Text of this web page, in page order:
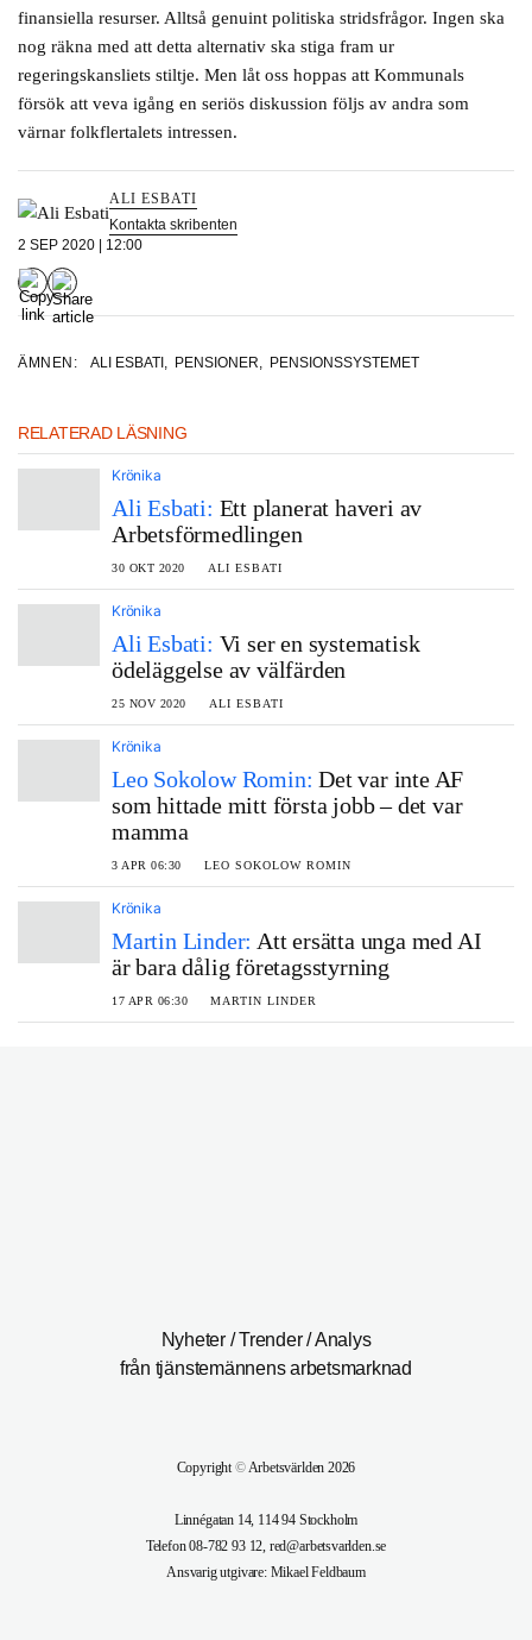
finansiella resurser. Alltså genuint politiska stridsfrågor. Ingen ska
nog räkna med att detta alternativ ska stiga fram ur
regeringskansliets stiltje. Men låt oss hoppas att Kommunals
försök att veva igång en seriös diskussion följs av andra som
värnar folkflertalets intressen.
ALI ESBATI
Kontakta skribenten
2 SEP 2020 | 12:00
ÄMNEN: ALI ESBATI , PENSIONER, PENSIONSSYSTEMET
RELATERAD LÄSNING
Krönika
Ali Esbati: Ett planerat haveri av
Arbetsförmedlingen
30 OKT 2020 ALI ESBATI
Krönika
Ali Esbati: Vi ser en systematisk
ödeläggelse av välfärden
25 NOV 2020 ALI ESBATI
Krönika
Leo Sokolow Romin: Det var inte AF
som hittade mitt första jobb – det var
mamma
3 APR 06:30 LEO SOKOLOW ROMIN
Krönika
Martin Linder: Att ersätta unga med AI
är bara dålig företagsstyrning
17 APR 06:30 MARTIN LINDER
Nyheter / Trender / Analys
från tjänstemännens arbetsmarknad
Copyright©Arbetsvärlden 2026
Linnégatan 14, 114 94 Stockholm
Telefon 08-782 93 12, red@arbetsvarlden.se
Ansvarig utgivare: Mikael Feldbaum